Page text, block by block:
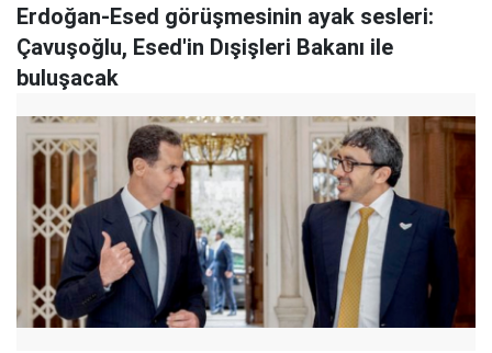
Erdoğan-Esed görüşmesinin ayak sesleri:
Çavuşoğlu, Esed'in Dışişleri Bakanı ile
buluşacak